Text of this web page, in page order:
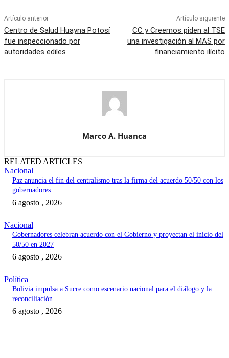
Artículo anterior
Centro de Salud Huayna Potosí
fue inspeccionado por
autoridades ediles
Artículo siguiente
CC y Creemos piden al TSE
una investigación al MAS por
financiamiento ilícito
Marco A. Huanca
RELATED ARTICLES
Nacional
Paz anuncia el fin del centralismo tras la firma del acuerdo 50/50 con los
gobernadores
6 agosto , 2026
Nacional
Gobernadores celebran acuerdo con el Gobierno y proyectan el inicio del
50/50 en 2027
6 agosto , 2026
Política
Bolivia impulsa a Sucre como escenario nacional para el diálogo y la
reconciliación
6 agosto , 2026